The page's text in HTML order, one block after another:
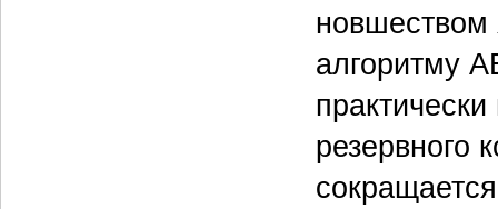
новшеством
алгоритму
резервного